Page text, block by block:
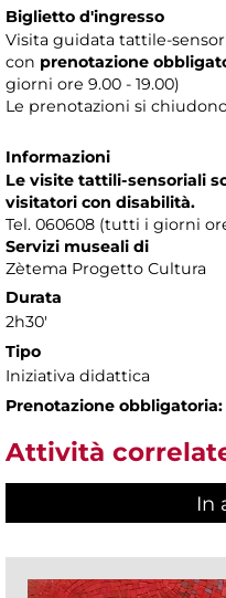
Biglietto d'ingresso
Visita guidata tattile-
con prenotazione
giorni ore 9.00 - 19.00)
Le prenotazioni si
Informazioni
Le visite tattili-sensoriali
visitatori con disabilità.
Tel. 060608 (tutti i giorni
Servizi museali di
Zètema Progetto Cultura
Durata
2h30'
Tipo
Iniziativa didattica
Prenotazione obbligatoria:
Attività
In